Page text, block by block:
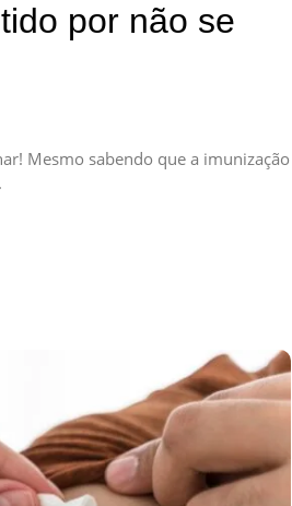
por não se
Mesmo sabendo que a imunização